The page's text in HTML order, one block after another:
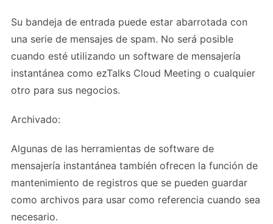
Su bandeja de entrada puede estar abarrotada con
una serie de mensajes de spam. No será posible
cuando esté utilizando un software de mensajería
instantánea como ezTalks Cloud Meeting o cualquier
otro para sus negocios.
Archivado:
Algunas de las herramientas de software de
mensajería instantánea también ofrecen la función de
mantenimiento de registros que se pueden guardar
como archivos para usar como referencia cuando sea
necesario.